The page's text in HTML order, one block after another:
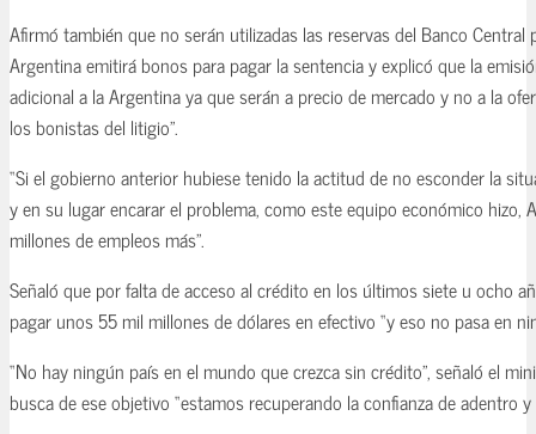
Afirmó también que no serán utilizadas las reservas del Banco Central
Argentina emitirá bonos para pagar la sentencia y explicó que la
adicional a la Argentina ya que serán a precio de mercado y no a la
los bonistas del litigio”.
“Si el gobierno anterior hubiese tenido la actitud de no esconder la
y en su lugar encarar el problema, como este equipo económico hizo,
millones de empleos más”.
Señaló que por falta de acceso al crédito en los últimos siete u ocho
pagar unos 55 mil millones de dólares en efectivo “y eso no pasa en
“No hay ningún país en el mundo que crezca sin crédito”, señaló el
busca de ese objetivo “estamos recuperando la confianza de adentro y